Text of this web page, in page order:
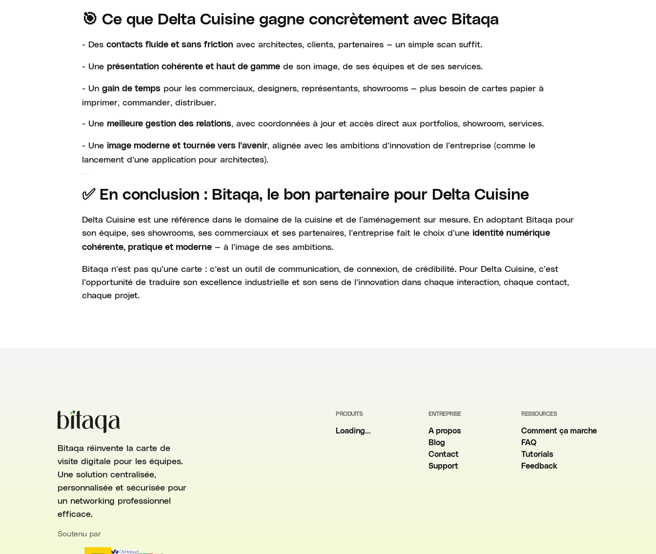
🎯 Ce que Delta Cuisine gagne concrètement avec Bitaqa
- Des contacts fluide et sans friction avec architectes, clients, partenaires — un simple scan suffit.
- Une présentation cohérente et haut de gamme de son image, de ses équipes et de ses services.
- Un gain de temps pour les commerciaux, designers, représentants, showrooms — plus besoin de cartes papier à
imprimer, commander, distribuer.
- Une meilleure gestion des relations , avec coordonnées à jour et accès direct aux portfolios, showroom, services.
- Une image moderne et tournée vers l’avenir , alignée avec les ambitions d’innovation de l’entreprise (comme le
lancement d’une application pour architectes).
✅ En conclusion : Bitaqa, le bon partenaire pour Delta Cuisine
Delta Cuisine est une référence dans le domaine de la cuisine et de l’aménagement sur mesure. En adoptant Bitaqa pour
son équipe, ses showrooms, ses commerciaux et ses partenaires, l’entreprise fait le choix d’une identité numérique
cohérente, pratique et moderne — à l’image de ses ambitions.
Bitaqa n’est pas qu’une carte : c’est un outil de communication, de connexion, de crédibilité. Pour Delta Cuisine, c’est
l’opportunité de traduire son excellence industrielle et son sens de l’innovation dans chaque interaction, chaque contact,
chaque projet.
Bitaqa réinvente la carte de
visite digitale pour les équipes.
Une solution centralisée,
personnalisée et sécurisée pour
un networking professionnel
efficace.
Soutenu par
PRODUITS
Loading...
ENTREPRISE
A propos
Blog
Contact
Support
RESSOURCES
Comment ça marche
FAQ
Tutorials
Feedback